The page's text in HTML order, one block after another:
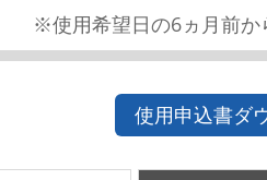
※使用希望日の6ヵ月前か
使用申込書ダ